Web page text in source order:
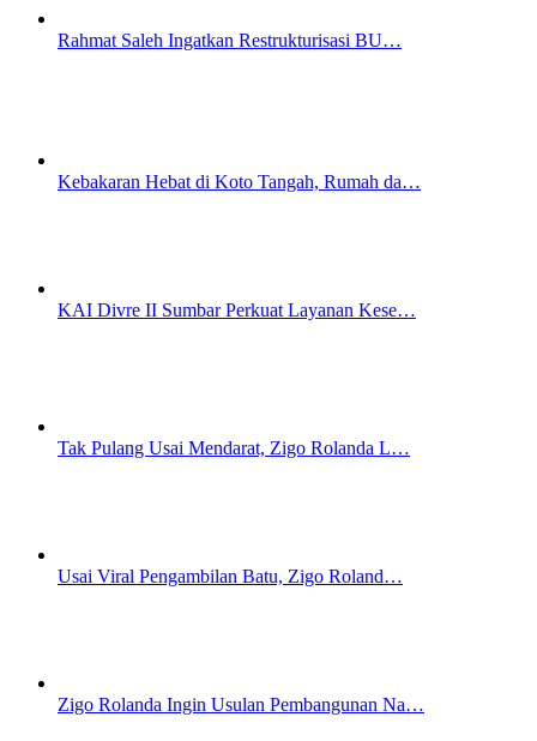
Rahmat Saleh Ingatkan Restrukturisasi BU…
Kebakaran Hebat di Koto Tangah, Rumah da…
KAI Divre II Sumbar Perkuat Layanan Kese…
Tak Pulang Usai Mendarat, Zigo Rolanda L…
Usai Viral Pengambilan Batu, Zigo Roland…
Zigo Rolanda Ingin Usulan Pembangunan Na…